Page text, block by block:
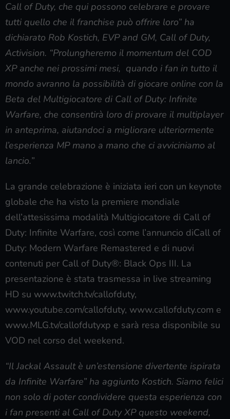
Call of Duty, che qui possono celebrare e provare
tutti quello che il franchise può offrire loro” ha
dichiarato Rob Kostich, EVP and GM, Call of Duty,
Activision. “Prolungheremo il momentum del COD
XP anche nei prossimi mesi, quando i fan in tutto il
mondo avranno la possibilità di giocare online con la
Beta del Multigiocatore di Call of Duty: Infinite
Warfare, che consentirà loro di provare il multiplayer
in anteprima, aiutandoci a migliorare ulteriormente
l’esperienza MP mano a mano che ci avviciniamo al
lancio.”
La grande celebrazione è iniziata ieri con un keynote
globale che ha visto la premiere mondiale
dell’attesissima modalità Multigiocatore di Call of
Duty: Infinite Warfare, così come l’annuncio diCall of
Duty: Modern Warfare Remastered e di nuovi
contenuti per Call of Duty®: Black Ops III. La
presentazione è stata trasmessa in live streaming
HD su www.twitch.tv/callofduty,
www.youtube.com/callofduty, www.callofduty.com e
www.MLG.tv/callofdutyxp e sarà resa disponibile su
VOD nel corso del weekend.
“Il Jackal Assault è un’estensione divertente ispirata
da Infinite Warfare” ha aggiunto Kostich. Siamo felici
non solo di poter condividere questa esperienza con
i fan presenti al Call of Duty XP questo weekend,